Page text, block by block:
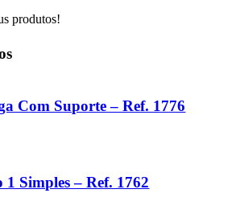
produtos!
Com Suporte – Ref. 1776
Simples – Ref. 1762